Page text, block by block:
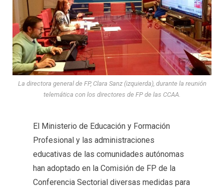
La directora general de FP, Clara Sanz (izquierda), durante la reunión
telemática con los directores de FP de las CCAA.
El Ministerio de Educación y Formación
Profesional y las administraciones
educativas de las comunidades autónomas
han adoptado en la Comisión de FP de la
Conferencia Sectorial diversas medidas para